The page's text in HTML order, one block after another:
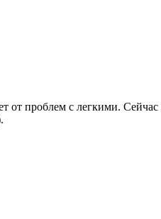
проблем с легкими. Сейчас